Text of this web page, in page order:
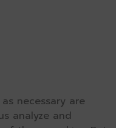
necessary are
analyze and